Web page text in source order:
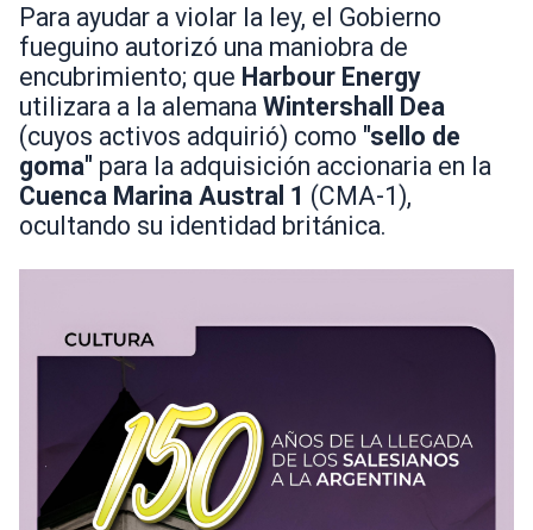
Para ayudar a violar la ley, el Gobierno
fueguino autorizó una maniobra de
encubrimiento; que Harbour Energy
utilizara a la alemana Wintershall Dea
(cuyos activos adquirió) como "sello de
goma" para la adquisición accionaria en la
Cuenca Marina Austral 1 (CMA-1),
ocultando su identidad británica.